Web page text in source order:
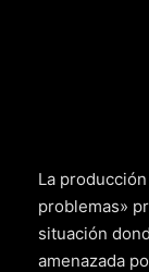
La
problemas»
situación
amenazada